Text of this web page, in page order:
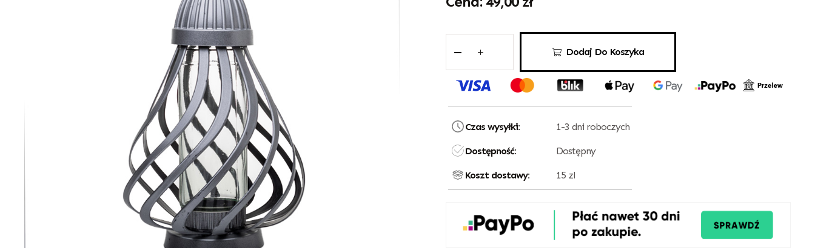
Dodaj Do Koszyka
Czas wysyłki: 1-3 dni roboczych
Dostępność: Dostępny
Koszt dostawy: 15 zl